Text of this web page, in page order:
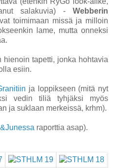
salakuvia) - Webberin
toimimaan missä ja milloin
lame, mutta onneksi
hienoin tapetti, jonka hohtavia
esiin.
ja loppikseen (mitä nyt
vedin tiliä tyhjäksi myös
ja suklaan merkeissä, krhm).
raporttia asap).